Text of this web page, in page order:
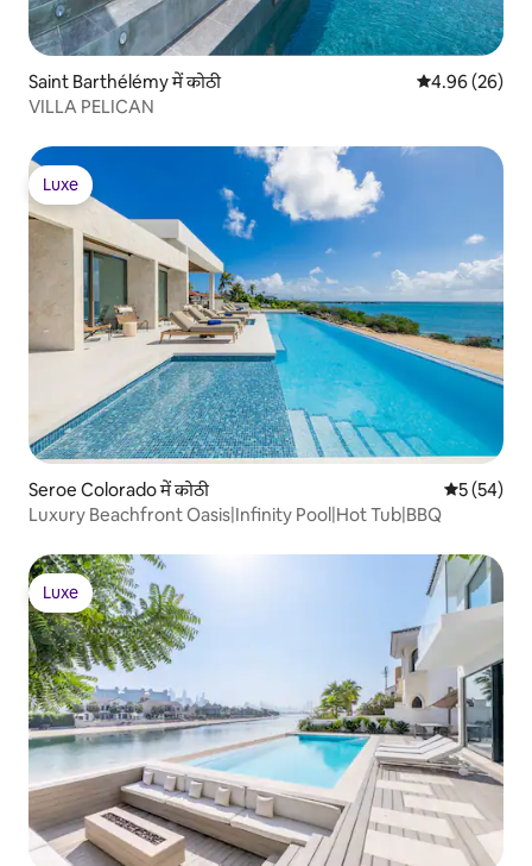
Saint Barthélémy में कोठी औसत रेटिंग 5 में
4.96 (26)
VILLA PELICAN
Luxe
Luxe
Seroe Colorado में कोठी औसत रेटिंग
5 (54)
Luxury Beachfront Oasis|Infinity Pool|Hot Tub|BBQ
Luxe
Luxe